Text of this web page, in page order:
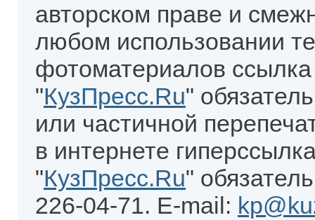
авторском праве и
любом использовании
фотоматериалов
"КузПресс.Ru"
или частичной
в интернете
"КузПресс.Ru"
226-04-71. E-mail: